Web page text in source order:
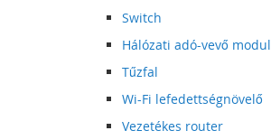
Switch
Hálózati adó-vevő modul
Tűzfal
Wi-Fi lefedettségnövelő
Vezetékes router